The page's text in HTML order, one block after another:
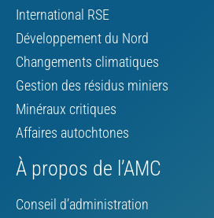
International RSE
Développement du Nord
Changements climatiques
Gestion des résidus miniers
Minéraux critiques
Affaires autochtones
À propos de l’AMC
Conseil d’administration